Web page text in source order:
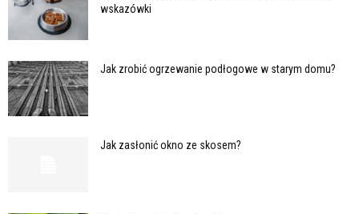
wskazówki
Jak zrobić ogrzewanie podłogowe w starym domu?
Jak zasłonić okno ze skosem?